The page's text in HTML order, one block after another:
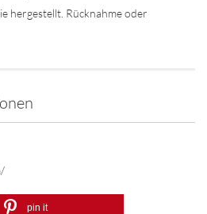
hergestellt. Rücknahme oder
pin it